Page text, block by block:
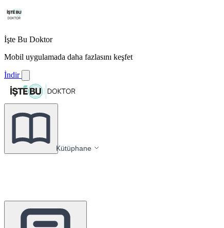
İşte Bu Doktor
Mobil uygulamada daha fazlasını keşfet
İndir
Kütüphane